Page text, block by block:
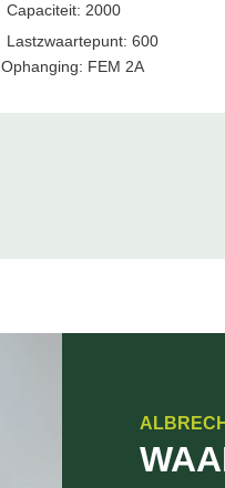
Capaciteit: 2000
Lastzwaartepunt: 600
Ophanging: FEM 2A